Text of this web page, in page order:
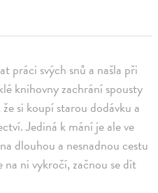
práci svých snů a našla při
knihovny zachrání spousty
si koupí starou dodávku a
Jediná k mání je ale ve
dlouhou a nesnadnou cestu
na ni vykročí, začnou se dít